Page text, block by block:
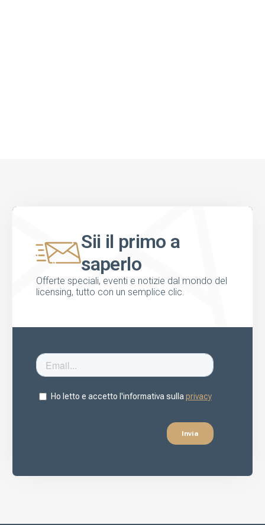
Sii il primo a
saperlo
Offerte speciali, eventi e notizie dal mondo del
licensing, tutto con un semplice clic.